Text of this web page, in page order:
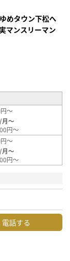
めタウン下松へ
マンスリーマン
～
月～
円～
～
月～
円～
電話する